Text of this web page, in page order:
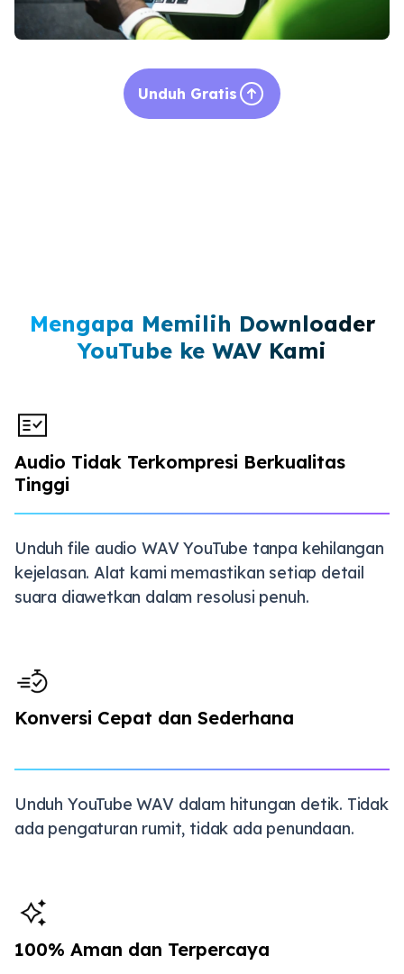
Unduh Gratis
Mengapa Memilih Downloader
YouTube ke WAV Kami
Audio Tidak Terkompresi Berkualitas
Tinggi
Unduh file audio WAV YouTube tanpa kehilangan
kejelasan. Alat kami memastikan setiap detail
suara diawetkan dalam resolusi penuh.
Konversi Cepat dan Sederhana
Unduh YouTube WAV dalam hitungan detik. Tidak
ada pengaturan rumit, tidak ada penundaan.
100% Aman dan Terpercaya